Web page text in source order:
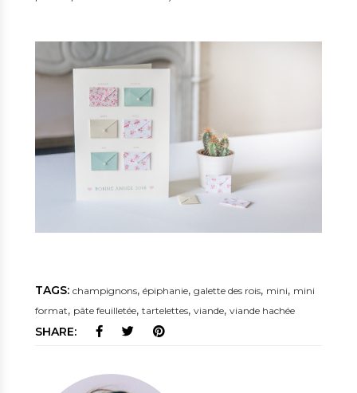
TAGS: champignons, épiphanie, galette des rois, mini, mini
format, pâte feuilletée, tartelettes, viande, viande hachée
SHARE: